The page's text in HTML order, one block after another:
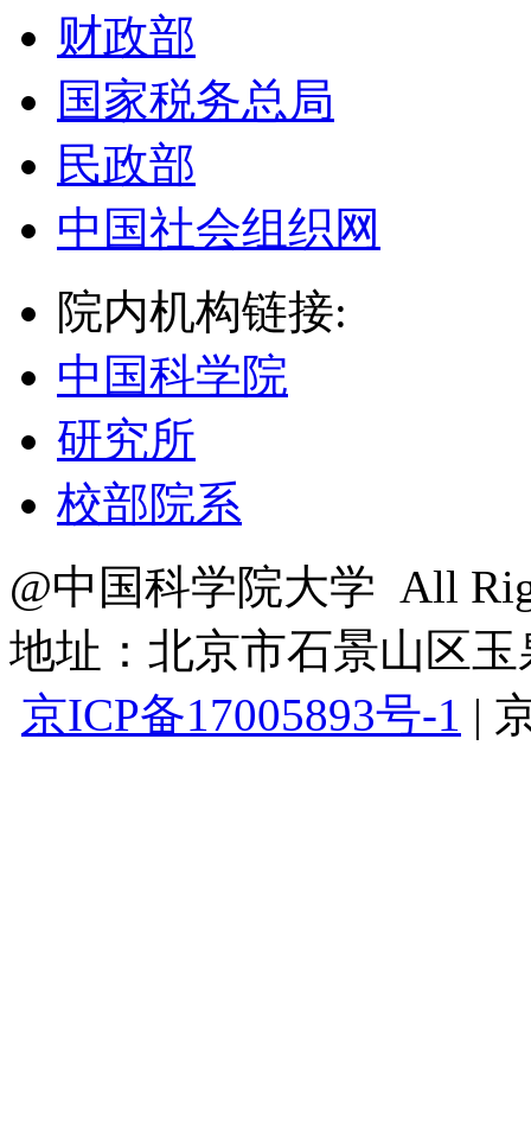
财政部
国家税务总局
民政部
中国社会组织网
院内机构链接:
中国科学院
研究所
校部院系
@中国科学院大学 All
地址：北京市石景山区
京ICP备17005893号-1 |